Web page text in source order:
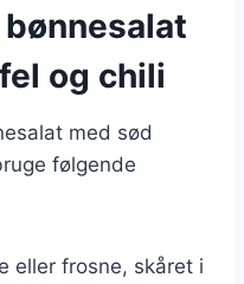
og chili
med sød
følgende
eller frosne, skåret i